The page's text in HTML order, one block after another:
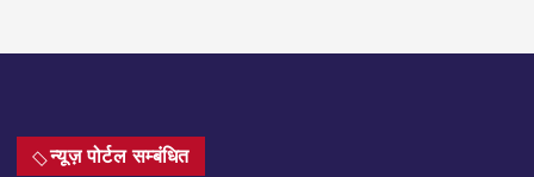
न्यूज़ पोर्टल सम्बंधित